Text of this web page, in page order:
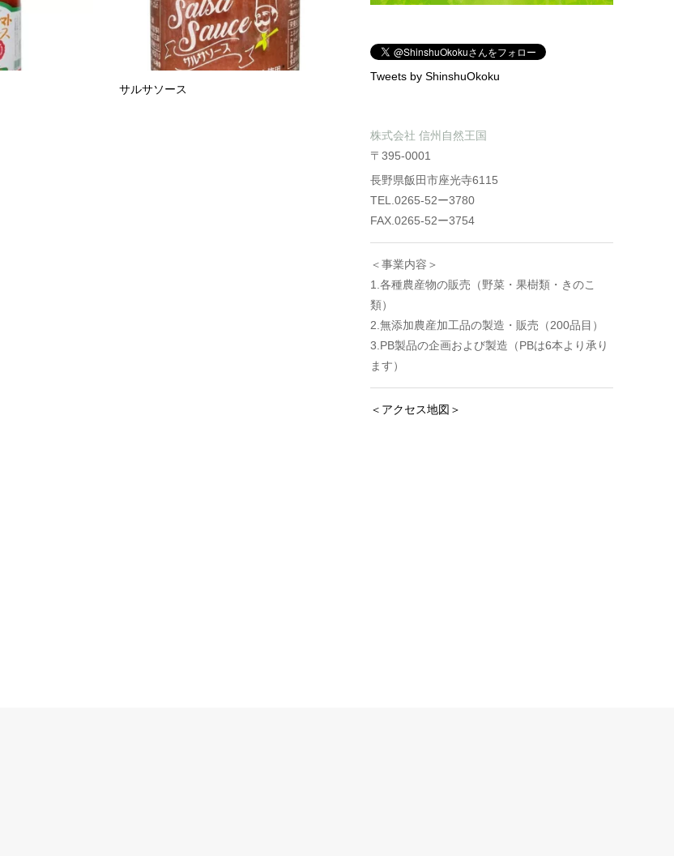
サルサソース
Tweets by ShinshuOkoku
株式会社 信州自然王国
〒395-0001
長野県飯田市座光寺6115
TEL.0265-52ー3780
FAX.0265-52ー3754
＜事業内容＞
1.各種農産物の販売（野菜・果樹類・きのこ
類）
2.無添加農産加工品の製造・販売（200品目）
3.PB製品の企画および製造（PBは6本より承り
ます）
＜アクセス地図＞